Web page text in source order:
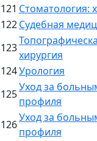
121 Стоматология:
122Судебная
123
хирургия
124Урология
125
Уход за
профиля
126
Уход за
профиля